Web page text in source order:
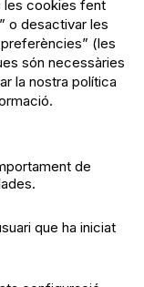
les cookies fent
o desactivar les
(les
són necessàries
la nostra política
de
que ha iniciat